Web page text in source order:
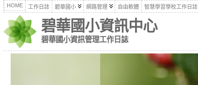
HOME 工作日誌 碧華國小 網路管理 自由軟體 智慧學習學校工作日誌
碧華國小資訊中心
碧華國小資訊管理工作日誌